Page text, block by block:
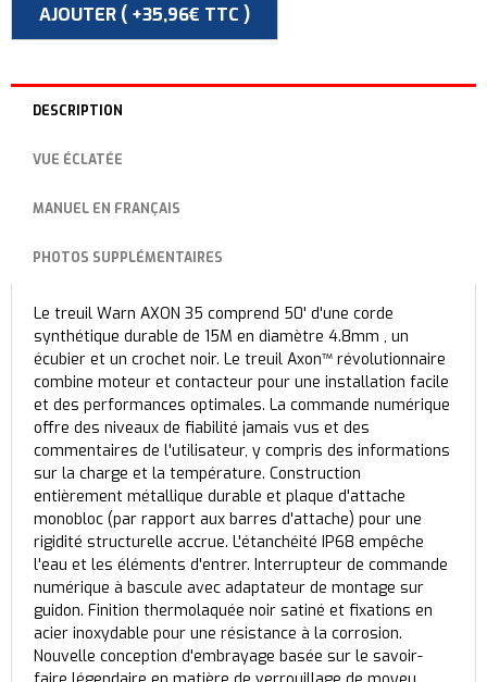
DESCRIPTION
VUE ÉCLATÉE
MANUEL EN FRANÇAIS
PHOTOS SUPPLÉMENTAIRES
Le treuil Warn AXON 35 comprend 50' d'une corde
synthétique durable de 15M en diamètre 4.8mm , un
écubier et un crochet noir. Le treuil Axon™ révolutionnaire
combine moteur et contacteur pour une installation facile
et des performances optimales. La commande numérique
offre des niveaux de fiabilité jamais vus et des
commentaires de l'utilisateur, y compris des informations
sur la charge et la température. Construction
entièrement métallique durable et plaque d'attache
monobloc (par rapport aux barres d'attache) pour une
rigidité structurelle accrue. L'étanchéité IP68 empêche
l'eau et les éléments d'entrer. Interrupteur de commande
numérique à bascule avec adaptateur de montage sur
guidon. Finition thermolaquée noir satiné et fixations en
acier inoxydable pour une résistance à la corrosion.
Nouvelle conception d'embrayage basée sur le savoir-